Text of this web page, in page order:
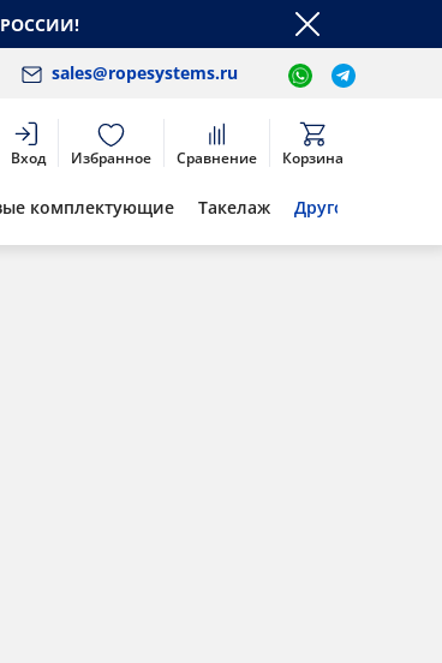
sales@ropesystems.ru
Вход Избранное Сравнение Корзина
комплектующие Такелаж Другое